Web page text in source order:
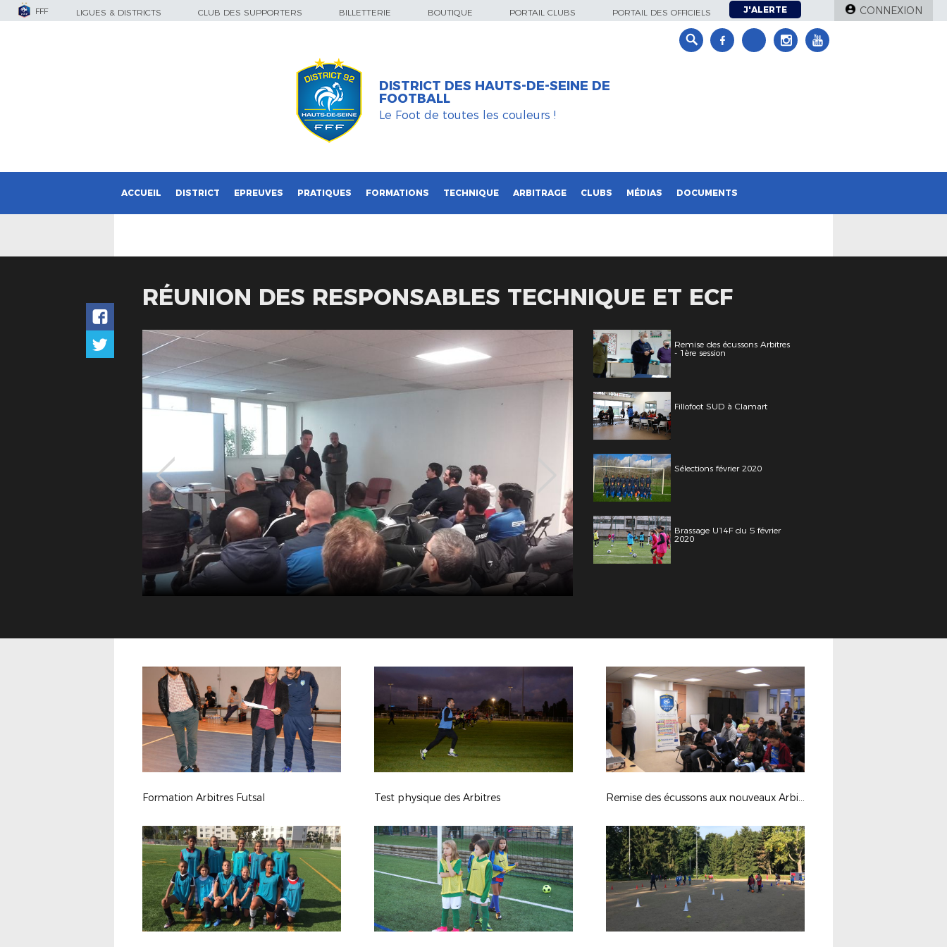
FFF LIGUES & DISTRICTS CLUB DES SUPPORTERS BILLETTERIE BOUTIQUE PORTAIL CLUBS PORTAIL DES OFFICIELS J'ALERTE CONNEXION
DISTRICT DES HAUTS-DE-SEINE DE
FOOTBALL
Le Foot de toutes les couleurs !
ACCUEIL DISTRICT EPREUVES PRATIQUES FORMATIONS TECHNIQUE ARBITRAGE CLUBS MÉDIAS DOCUMENTS
RÉUNION DES RESPONSABLES TECHNIQUE ET ECF
Remise des écussons Arbitres
- 1ère session
Fillofoot SUD à Clamart
Sélections février 2020
Brassage U14F du 5 février
2020
Formation Arbitres Futsal Test physique des Arbitres Remise des écussons aux nouveaux Arbitres